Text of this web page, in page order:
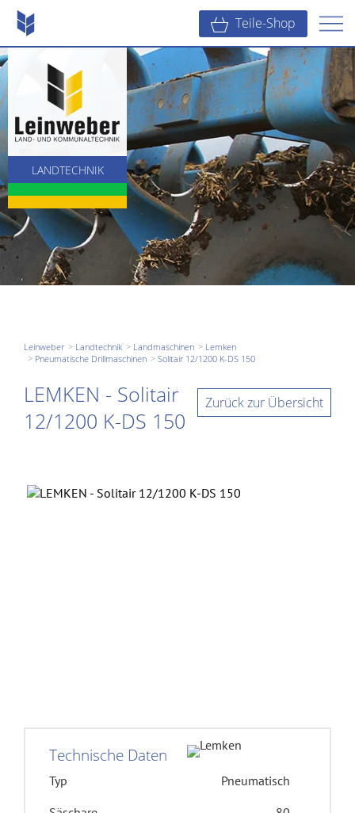
Teile-Shop
LANDTECHNIK
KOMMUNALTECHNIK
BAUTECHNIK
Leinweber Landtechnik Landmaschinen
Lemken
Pneumatische Drillmaschinen
Solitair 12/1200 K-DS 150
Zurück zur Übersicht
LEMKEN - Solitair
12/1200 K-DS 150
Technische Daten
Typ
Pneumatisch